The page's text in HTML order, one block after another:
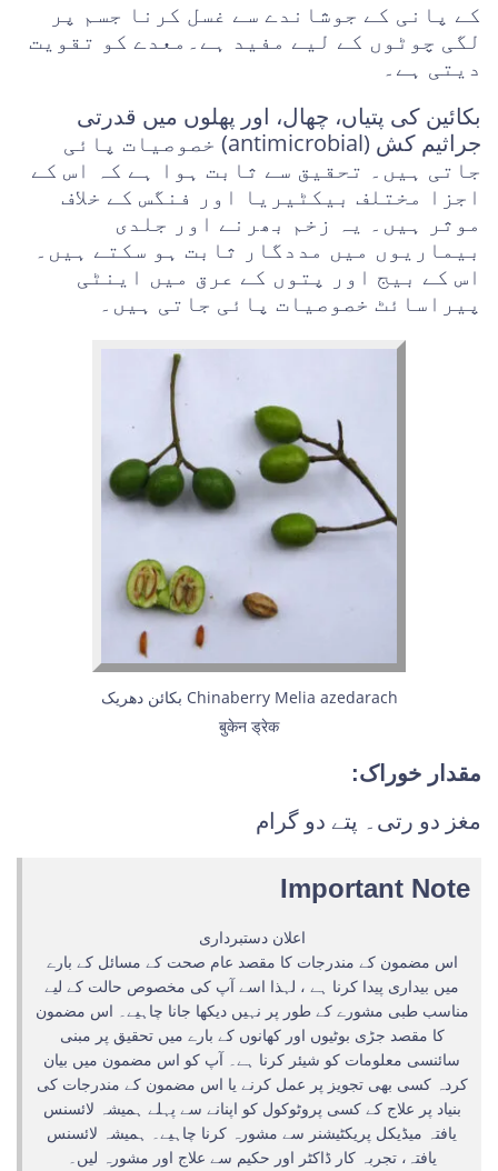
کے پانی کے جوشاندے سے غسل کرنا جسم پر
لگی چوٹوں کے لیے مفید ہے۔معدے کو تقویت
دیتی ہے۔
بکائین کی پتیاں، چھال، اور پھلوں میں قدرتی
جراثیم کش (antimicrobial) خصوصیات پائی
جاتی ہیں۔ تحقیق سے ثابت ہوا ہے کہ اس کے
اجزا مختلف بیکٹیریا اور فنگس کے خلاف
موثر ہیں۔ یہ زخم بھرنے اور جلدی
بیماریوں میں مددگار ثابت ہو سکتے ہیں۔
اس کے بیج اور پتوں کے عرق میں اینٹی
پیراسائٹ خصوصیات پائی جاتی ہیں۔
بکائن دھریک Chinaberry Melia azedarach
बुकेन ड्रेक
مقدار خوراک:
مغز دو رتی۔ پتے دو گرام
Important Note
اعلان دستبرداری
اس مضمون کے مندرجات کا مقصد عام صحت کے مسائل کے بارے
میں بیداری پیدا کرنا ہے ، لہذا اسے آپ کی مخصوص حالت کے لیے
مناسب طبی مشورے کے طور پر نہیں دیکھا جانا چاہیے۔ اس مضمون
کا مقصد جڑی بوٹیوں اور کھانوں کے بارے میں تحقیق پر مبنی
سائنسی معلومات کو شیئر کرنا ہے۔ آپ کو اس مضمون میں بیان
کردہ کسی بھی تجویز پر عمل کرنے یا اس مضمون کے مندرجات کی
بنیاد پر علاج کے کسی پروٹوکول کو اپنانے سے پہلے ہمیشہ لائسنس
یافتہ میڈیکل پریکٹیشنر سے مشورہ کرنا چاہیے۔ ہمیشہ لائسنس
یافتہ، تجربہ کار ڈاکٹر اور حکیم سے علاج اور مشورہ لیں۔